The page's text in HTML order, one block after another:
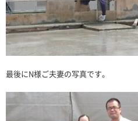
最後にN様ご夫妻の写真です。